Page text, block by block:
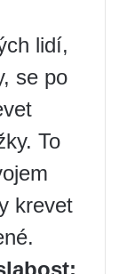
lidí,
se po
To
krevet